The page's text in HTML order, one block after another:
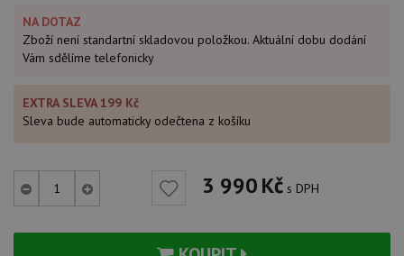
NA DOTAZ
Zboží není standartní skladovou položkou. Aktuální dobu dodání
Vám sdělíme telefonicky
EXTRA SLEVA 199 Kč
Sleva bude automaticky odečtena z košíku
3 990Kč s DPH